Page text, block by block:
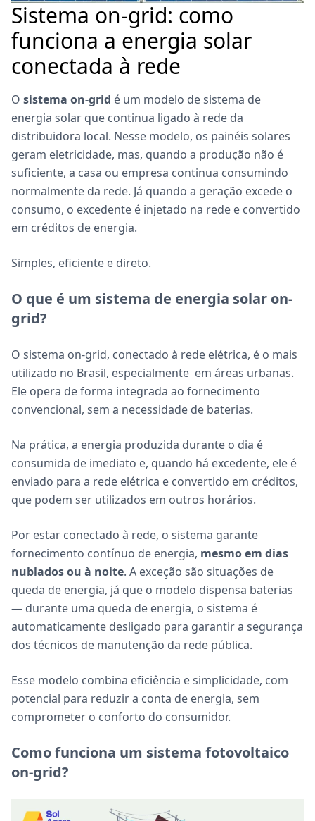
Sistema on-grid: como
funciona a energia solar
conectada à rede
O sistema on-grid é um modelo de sistema de
energia solar que continua ligado à rede da
distribuidora local. Nesse modelo, os painéis solares
geram eletricidade, mas, quando a produção não é
suficiente, a casa ou empresa continua consumindo
normalmente da rede. Já quando a geração excede o
consumo, o excedente é injetado na rede e convertido
em créditos de energia.
Simples, eficiente e direto.
O que é um sistema de energia solar on-
grid?
O sistema on-grid, conectado à rede elétrica, é o mais
utilizado no Brasil, especialmente em áreas urbanas.
Ele opera de forma integrada ao fornecimento
convencional, sem a necessidade de baterias.
Na prática, a energia produzida durante o dia é
consumida de imediato e, quando há excedente, ele é
enviado para a rede elétrica e convertido em créditos,
que podem ser utilizados em outros horários.
Por estar conectado à rede, o sistema garante
fornecimento contínuo de energia, mesmo em dias
nublados ou à noite. A exceção são situações de
queda de energia, já que o modelo dispensa baterias
— durante uma queda de energia, o sistema é
automaticamente desligado para garantir a segurança
dos técnicos de manutenção da rede pública.
Esse modelo combina eficiência e simplicidade, com
potencial para reduzir a conta de energia, sem
comprometer o conforto do consumidor.
Como funciona um sistema fotovoltaico
on-grid?